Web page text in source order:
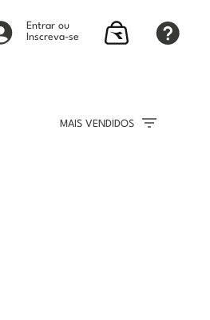
Entrar ou
Inscreva-se
MAIS VENDIDOS